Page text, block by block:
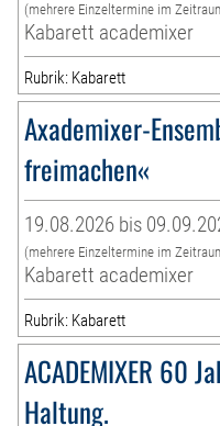
(mehrere Einzeltermine im
Kabarett academixer
Rubrik: Kabarett
Axademixer-
freimachen«
19.08.2026 bis
(mehrere Einzeltermine im
Kabarett academixer
Rubrik: Kabarett
ACADEMIXER 60
Haltung.